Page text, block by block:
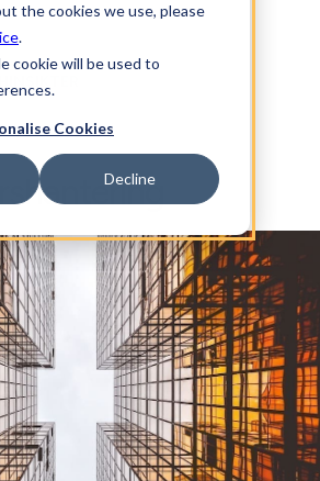
the cookies we use, please
.
cookie will be used to
Cookies
Decline